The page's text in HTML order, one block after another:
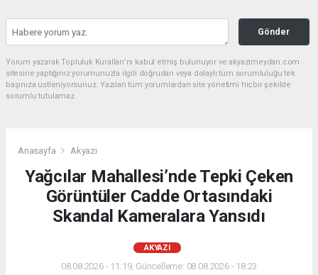
Gönder
Yorum yazarak Topluluk Kuralları’nı kabul etmiş bulunuyor ve akyazimeydan.com
sitesine yaptığınız yorumunuzla ilgili doğrudan veya dolaylı tüm sorumluluğu tek
başınıza üstleniyorsunuz. Yazılan tüm yorumlardan site yönetimi hiçbir şekilde
sorumlu tutulamaz.
Anasayfa Akyazı
Yağcılar Mahallesi’nde Tepki Çeken
Görüntüler Cadde Ortasındaki
Skandal Kameralara Yansıdı
AKYAZI
08.08.2026 - 11:19, Güncelleme: 08.08.2026 - 18:23